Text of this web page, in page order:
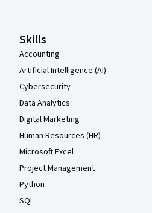
Skills
Accounting
Artificial Intelligence (AI)
Cybersecurity
Data Analytics
Digital Marketing
Human Resources (HR)
Microsoft Excel
Project Management
Python
SQL